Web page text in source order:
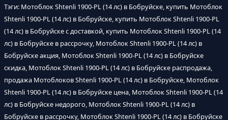
Тэги: Мотоблок Shtenli 1900-PL (14 лс) в Бобруйске, купить Мотоблок
Shtenli 1900-PL (14 лс) в Бобруйске, купить Мотоблок Shtenli 1900-PL
(14 лс) в Бобруйске с доставкой, купить Мотоблок Shtenli 1900-PL (14
лс) в Бобруйске в рассрочку, Мотоблок Shtenli 1900-PL (14 лс) в
Бобруйске акция, Мотоблок Shtenli 1900-PL (14 лс) в Бобруйске
скидка, Мотоблок Shtenli 1900-PL (14 лс) в Бобруйске распродажа,
продажа Мотоблоков Shtenli 1900-PL (14 лс) в Бобруйске, Мотоблок
Shtenli 1900-PL (14 лс) в Бобруйске цена, Мотоблок Shtenli 1900-PL (14
лс) в Бобруйске недорого, Мотоблок Shtenli 1900-PL (14 лс) в
Бобруйске в рассрочку, Мотоблок Shtenli 1900-PL (14 лс) в Бобруйске